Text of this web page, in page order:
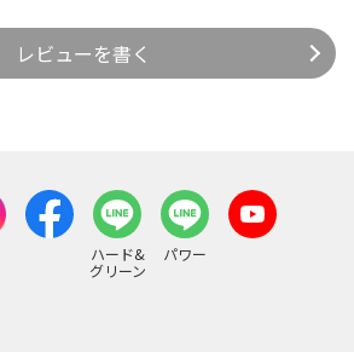
レビューを書く
ハード&
グリーン
パワー